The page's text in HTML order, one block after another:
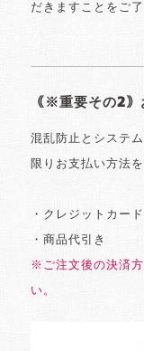
だきますことをご
｟※重要その2｠
混乱防止とシステ
限りお支払い方法
・クレジットカー
・商品代引き
※ご注文後の決済
い。